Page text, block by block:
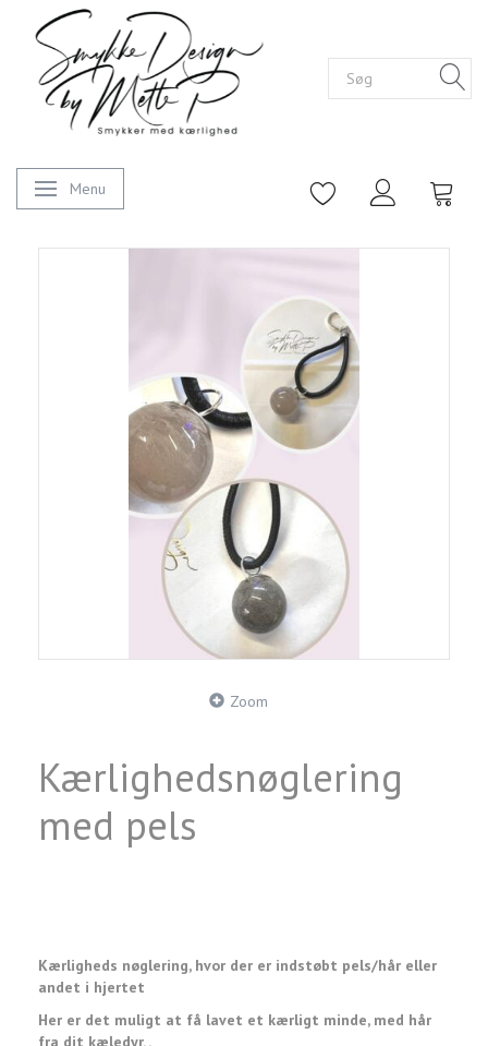
Skifte navigation
Menu
Zoom
Kærlighedsnøglering
med pels
Kærligheds nøglering, hvor der er indstøbt pels/hår eller
andet i hjertet
Her er det muligt at få lavet et kærligt minde, med hår
fra dit kæledyr. .